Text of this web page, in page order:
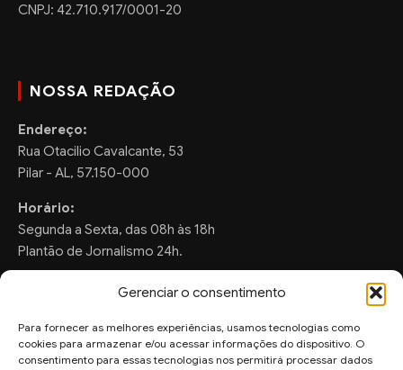
Gerenciar o consentimento
Para fornecer as melhores experiências, usamos tecnologias como
cookies para armazenar e/ou acessar informações do dispositivo. O
consentimento para essas tecnologias nos permitirá processar dados
CNPJ: 42.710.917/0001-20
NOSSA REDAÇÃO
Endereço:
Rua Otacilio Cavalcante, 53
Pilar - AL, 57.150-000
Horário:
Segunda a Sexta, das 08h às 18h
Plantão de Jornalismo 24h.
FALE CONOSCO